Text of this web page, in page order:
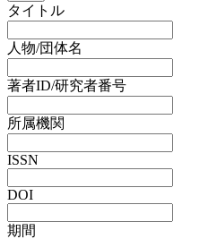
タイトル
人物/団体名
著者ID/研究者番号
所属機関
ISSN
DOI
期間